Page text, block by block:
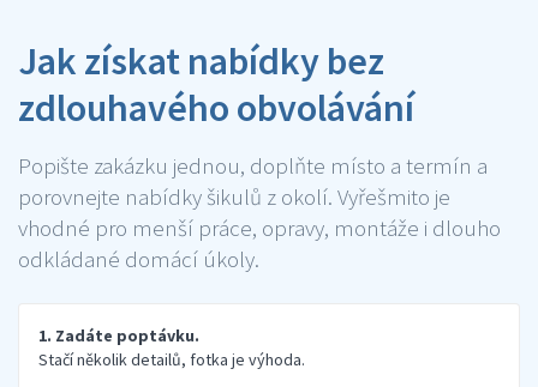
Jak získat nabídky bez
zdlouhavého obvolávání
Popište zakázku jednou, doplňte místo a termín a
porovnejte nabídky šikulů z okolí. Vyřešmito je
vhodné pro menší práce, opravy, montáže i dlouho
odkládané domácí úkoly.
1. Zadáte poptávku.
Stačí několik detailů, fotka je výhoda.